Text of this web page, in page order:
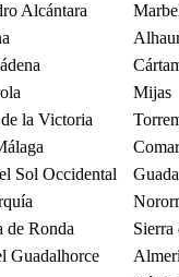
Alcántara
Mijas
la Victoria
Sol Occidental
de Ronda
Sierra
Guadalhorce